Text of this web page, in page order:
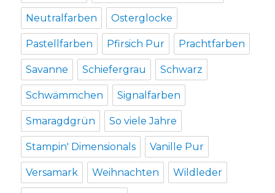
Neutralfarben Osterglocke
Pastellfarben Pfirsich Pur Prachtfarben
Savanne Schiefergrau Schwarz
Schwämmchen Signalfarben
Smaragdgrün So viele Jahre
Stampin' Dimensionals Vanille Pur
Versamark Weihnachten Wildleder